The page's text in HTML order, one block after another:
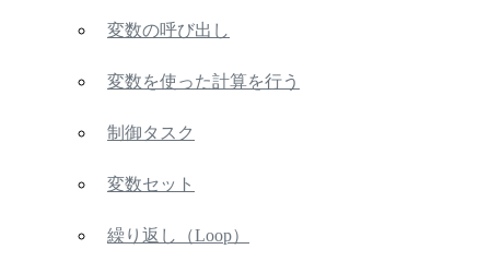
変数の呼び出し
変数を使った計算を行う
制御タスク
変数セット
繰り返し（Loop）